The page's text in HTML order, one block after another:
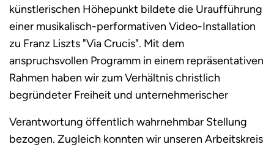
künstlerischen Höhepunkt bildete die Uraufführung
einer musikalisch-performativen Video-Installation
zu Franz Liszts "Via Crucis". Mit dem
anspruchsvollen Programm in einem repräsentativen
Rahmen haben wir zum Verhältnis christlich
begründeter Freiheit und unternehmerischer
Verantwortung öffentlich wahrnehmbar Stellung
bezogen. Zugleich konnten wir unseren Arbeitskreis